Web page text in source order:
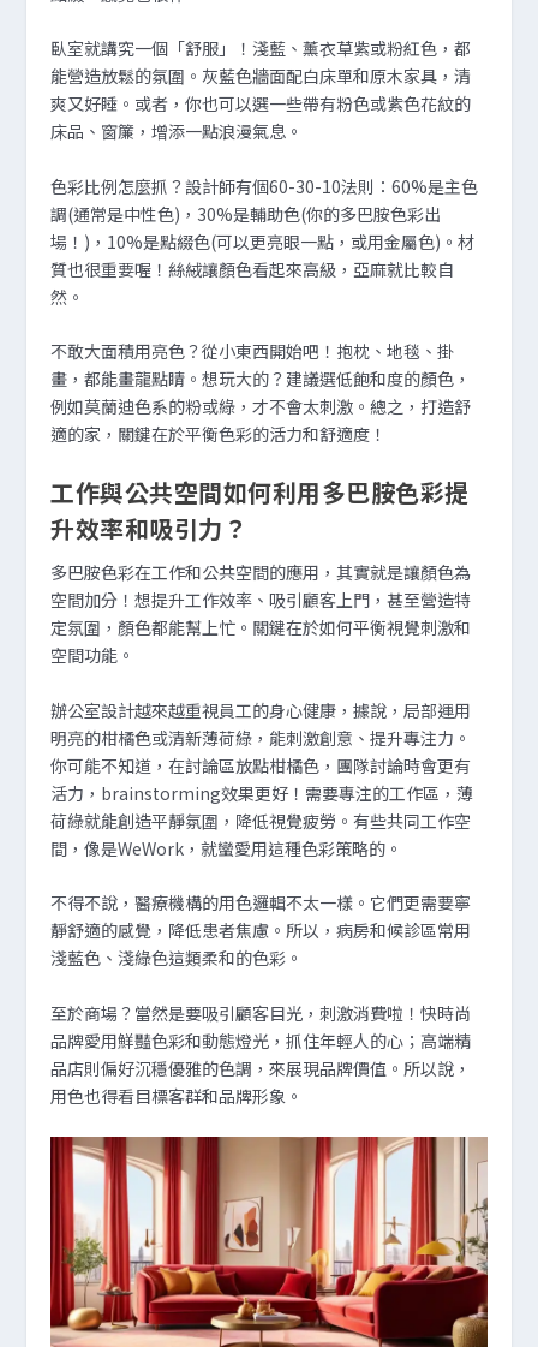
臥室就講究一個「舒服」！淺藍、薰衣草紫或粉紅色，都
能營造放鬆的氛圍。灰藍色牆面配白床單和原木家具，清
爽又好睡。或者，你也可以選一些帶有粉色或紫色花紋的
床品、窗簾，增添一點浪漫氣息。
色彩比例怎麼抓？設計師有個60-30-10法則：60%是主色
調(通常是中性色)，30%是輔助色(你的多巴胺色彩出
場！)，10%是點綴色(可以更亮眼一點，或用金屬色)。材
質也很重要喔！絲絨讓顏色看起來高級，亞麻就比較自
然。
不敢大面積用亮色？從小東西開始吧！抱枕、地毯、掛
畫，都能畫龍點睛。想玩大的？建議選低飽和度的顏色，
例如莫蘭迪色系的粉或綠，才不會太刺激。總之，打造舒
適的家，關鍵在於平衡色彩的活力和舒適度！
工作與公共空間如何利用多巴胺色彩提
升效率和吸引力？
多巴胺色彩在工作和公共空間的應用，其實就是讓顏色為
空間加分！想提升工作效率、吸引顧客上門，甚至營造特
定氛圍，顏色都能幫上忙。關鍵在於如何平衡視覺刺激和
空間功能。
辦公室設計越來越重視員工的身心健康，據說，局部運用
明亮的柑橘色或清新薄荷綠，能刺激創意、提升專注力。
你可能不知道，在討論區放點柑橘色，團隊討論時會更有
活力，brainstorming效果更好！需要專注的工作區，薄
荷綠就能創造平靜氛圍，降低視覺疲勞。有些共同工作空
間，像是WeWork，就蠻愛用這種色彩策略的。
不得不說，醫療機構的用色邏輯不太一樣。它們更需要寧
靜舒適的感覺，降低患者焦慮。所以，病房和候診區常用
淺藍色、淺綠色這類柔和的色彩。
至於商場？當然是要吸引顧客目光，刺激消費啦！快時尚
品牌愛用鮮豔色彩和動態燈光，抓住年輕人的心；高端精
品店則偏好沉穩優雅的色調，來展現品牌價值。所以說，
用色也得看目標客群和品牌形象。